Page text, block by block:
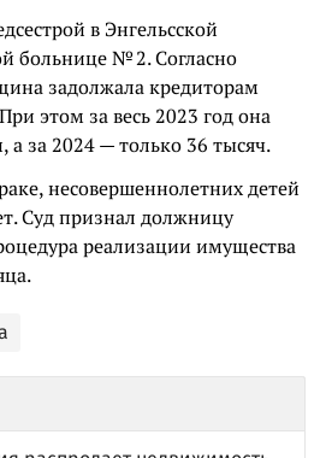
в Энгельсской
больнице № 2. Согласно
задолжала кредиторам
этом за весь 2023 год она
а за 2024 — только 36 тысяч.
несовершеннолетних детей
Суд признал должницу
реализации имущества